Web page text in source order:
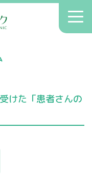
倉石整形外科クリニック
けた「患者さんの